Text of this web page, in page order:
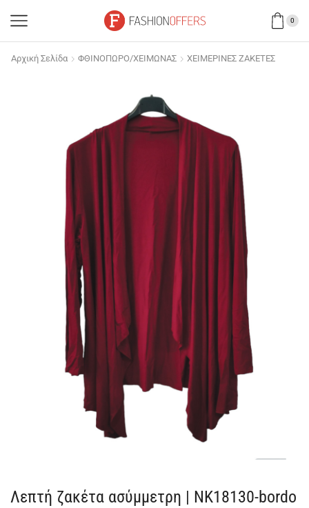
0
Αρχική Σελίδα ΦΘΙΝΟΠΩΡΟ/ΧΕΙΜΩΝΑΣ ΧΕΙΜΕΡΙΝΕΣ ΖΑΚΕΤΕΣ
Λεπτή ζακέτα ασύμμετρη | NK18130-bordo